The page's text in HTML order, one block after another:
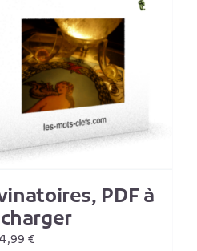
PDF à
4,99€